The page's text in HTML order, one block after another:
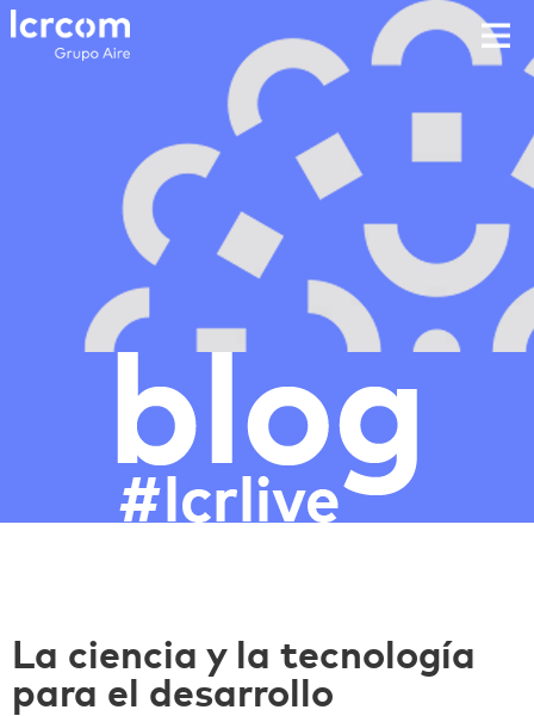
La ciencia y la tecnología
para el desarrollo